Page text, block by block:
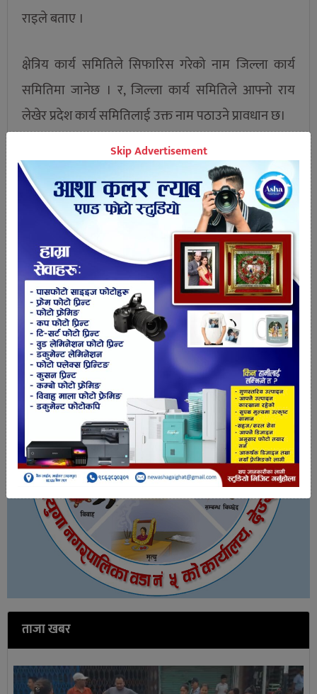
राइले बताए ।
क्षेत्रिय कार्य समितिले सिफारिस गरेको नाम जिल्ला कार्य
समितिमा जानेछ । र, जिल्ला कार्य समितिले आफ्नो राय
लेखेर प्रदेश कार्य समितिलाई उक्त नाम पठाउने प्रावधान छ।
तपाईको प्रतिक्रिया
ताजा खबर
Skip Advertisement